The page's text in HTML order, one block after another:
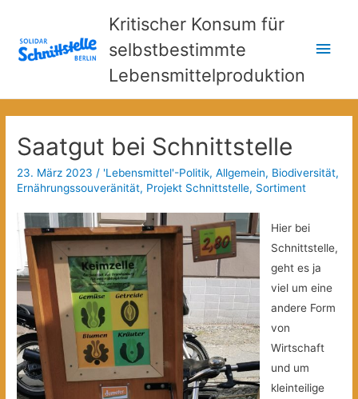
Kritischer Konsum für
selbstbestimmte
Lebensmittelproduktion
Saatgut bei Schnittstelle
23. März 2023 / 'Lebensmittel'-Politik,Allgemein, Biodiversität,
Ernährungssouveränität, Projekt Schnittstelle, Sortiment
Hier bei
Schnittstelle,
geht es ja
viel um eine
andere Form
von
Wirtschaft
und um
kleinteilige